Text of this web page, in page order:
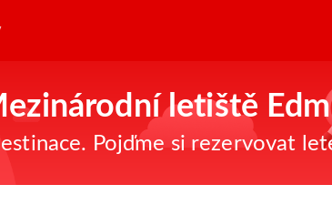
letiště
Pojďme si rezervovat